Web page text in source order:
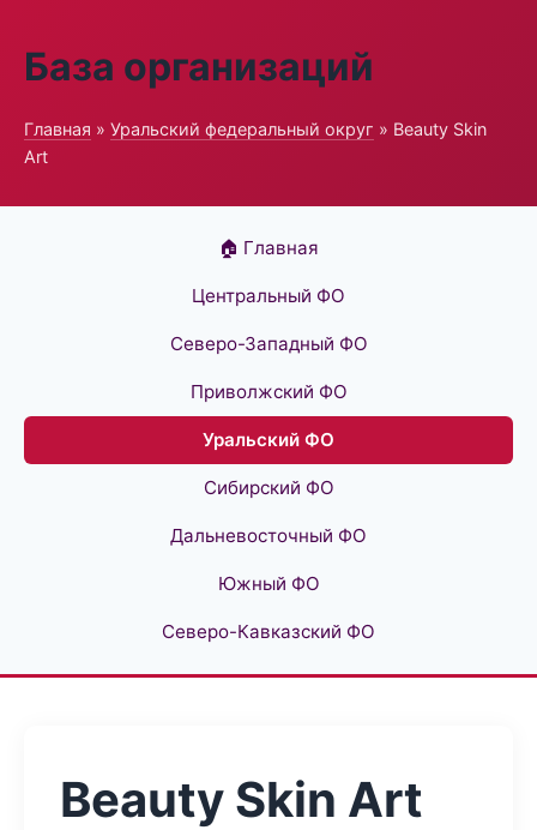
База организаций
Главная » Уральский федеральный округ » Beauty Skin
Art
🏠 Главная
Центральный ФО
Северо-Западный ФО
Приволжский ФО
Уральский ФО
Сибирский ФО
Дальневосточный ФО
Южный ФО
Северо-Кавказский ФО
Beauty Skin Art